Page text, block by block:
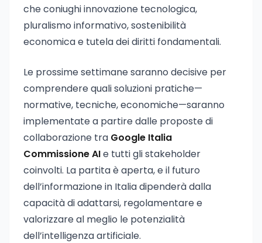
che coniughi innovazione tecnologica,
pluralismo informativo, sostenibilità
economica e tutela dei diritti fondamentali.
Le prossime settimane saranno decisive per
comprendere quali soluzioni pratiche—
normative, tecniche, economiche—saranno
implementate a partire dalle proposte di
collaborazione tra Google Italia
Commissione AIe tutti gli stakeholder
coinvolti. La partita è aperta, e il futuro
dell’informazione in Italia dipenderà dalla
capacità di adattarsi, regolamentare e
valorizzare al meglio le potenzialità
dell’intelligenza artificiale.